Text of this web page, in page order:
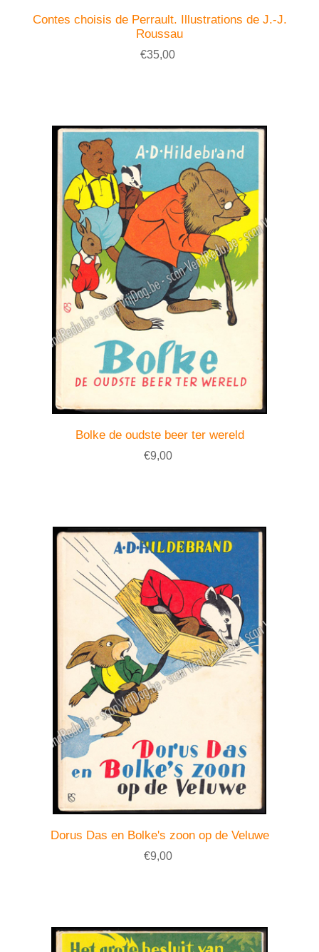
Contes choisis de Perrault. Illustrations de J.-J.
Roussau
€35,00
Bolke de oudste beer ter wereld
€9,00
Dorus Das en Bolke's zoon op de Veluwe
€9,00